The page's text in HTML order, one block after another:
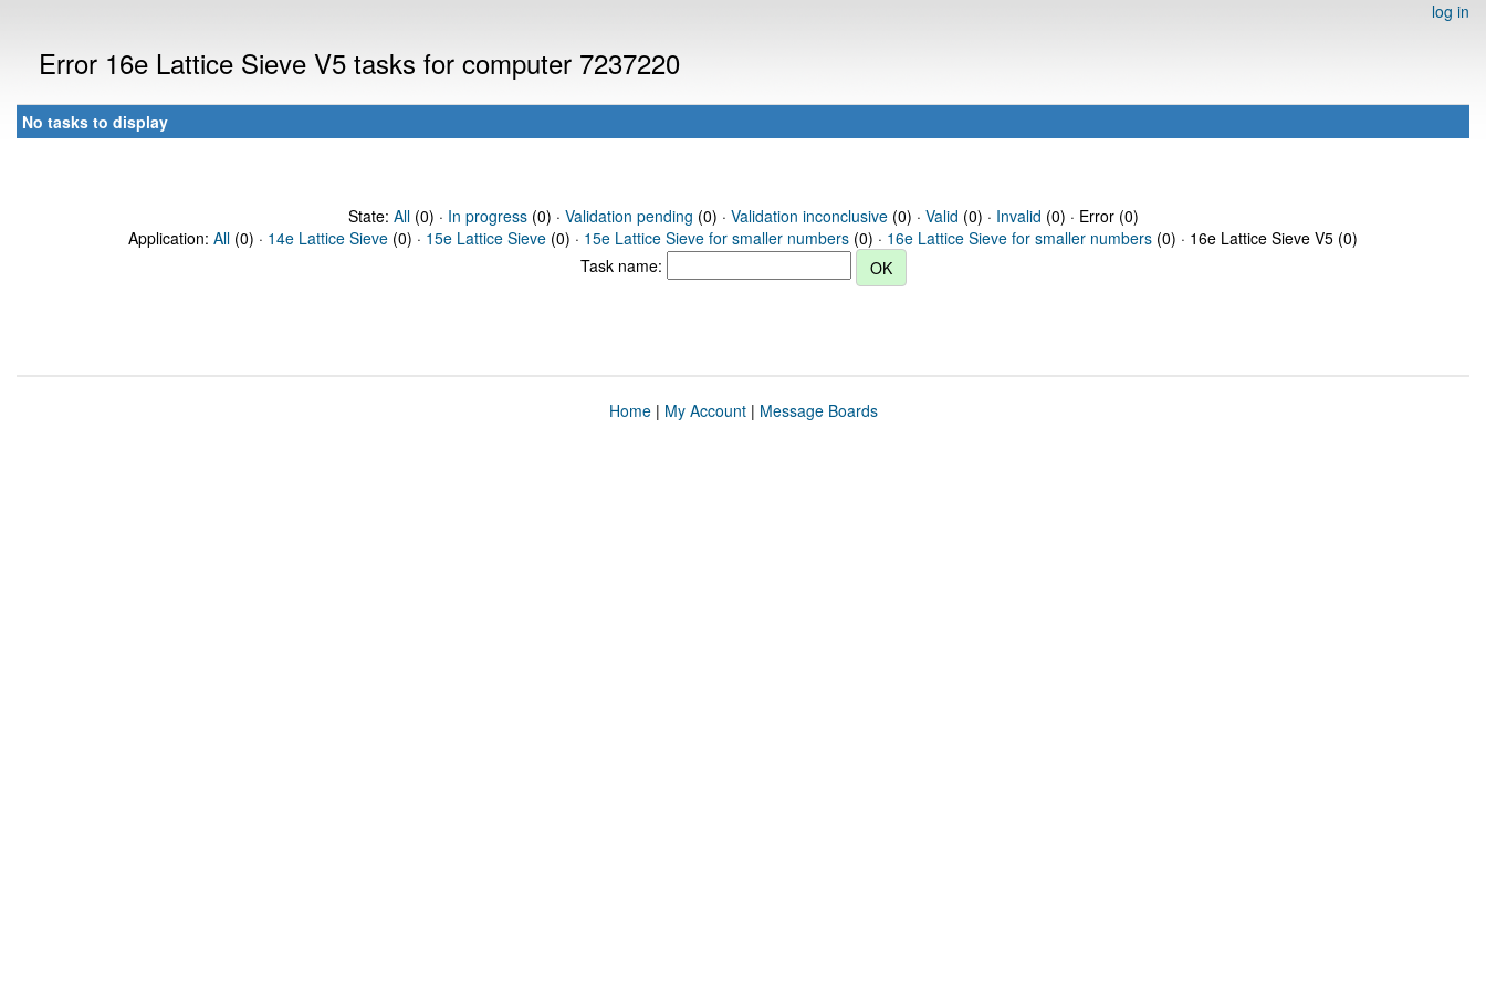
log in
Error 16e Lattice Sieve V5 tasks for computer 7237220
No tasks to display
State: All(0) · In progress(0) · Validation pending (0) · Validation inconclusive(0) · Valid (0) · Invalid (0) · Error (0)
Application: All (0) · 14e Lattice Sieve (0) · 15e Lattice Sieve (0) · 15e Lattice Sieve for smaller numbers (0) · 16e Lattice Sieve for smaller numbers (0) · 16e Lattice Sieve V5 (0)
Task name:
Home| My Account| Message Boards